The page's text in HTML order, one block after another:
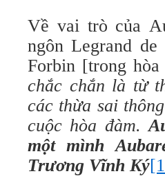
Về vai trò của
ngôn Legrand
Forbin [trong
chắc chắn là từ
các thừa sai
cuộc hòa đàm.
một mình
Trương Vĩnh Ký